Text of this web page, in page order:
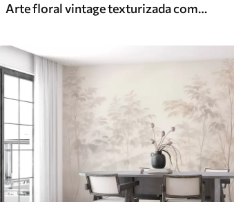
Arte floral vintage texturizada com ilustrações delicadas de flores e folhas de jardim em estilo desenho, tons suaves de bege pastel e sépia